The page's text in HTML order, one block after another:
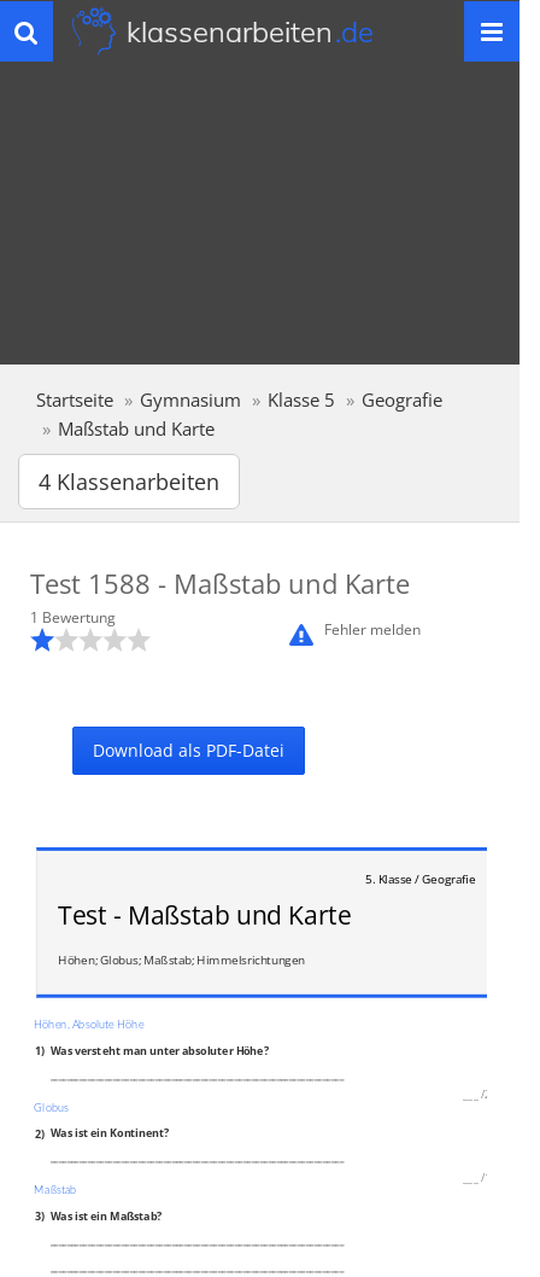
Toggle
navigation
klassenarbeiten.de
Startseite Gymnasium Klasse 5
Geografie
Maßstab und Karte
4 Klassenarbeiten
Test 1588 - Maßstab und Karte
Fehler melden
1 Bewertung
Download als PDF-Datei
5. Klasse / Geografie
Test - Maßstab und Karte
Höhen; Globus; Maßstab; Himmelsrichtungen
Höhen, Absolute Höhe
1) Was versteht man unter absoluter Höhe?
/2P
Globus
2) Was ist ein Kontinent?
/1P
Maßstab
3) Was ist ein Maßstab?